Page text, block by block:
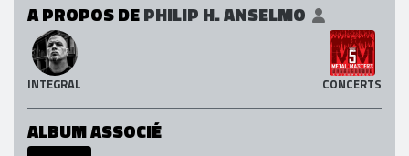
A PROPOS DEPHILIP H. ANSELMO
INTEGRAL CONCERTS
ALBUM ASSOCIÉ